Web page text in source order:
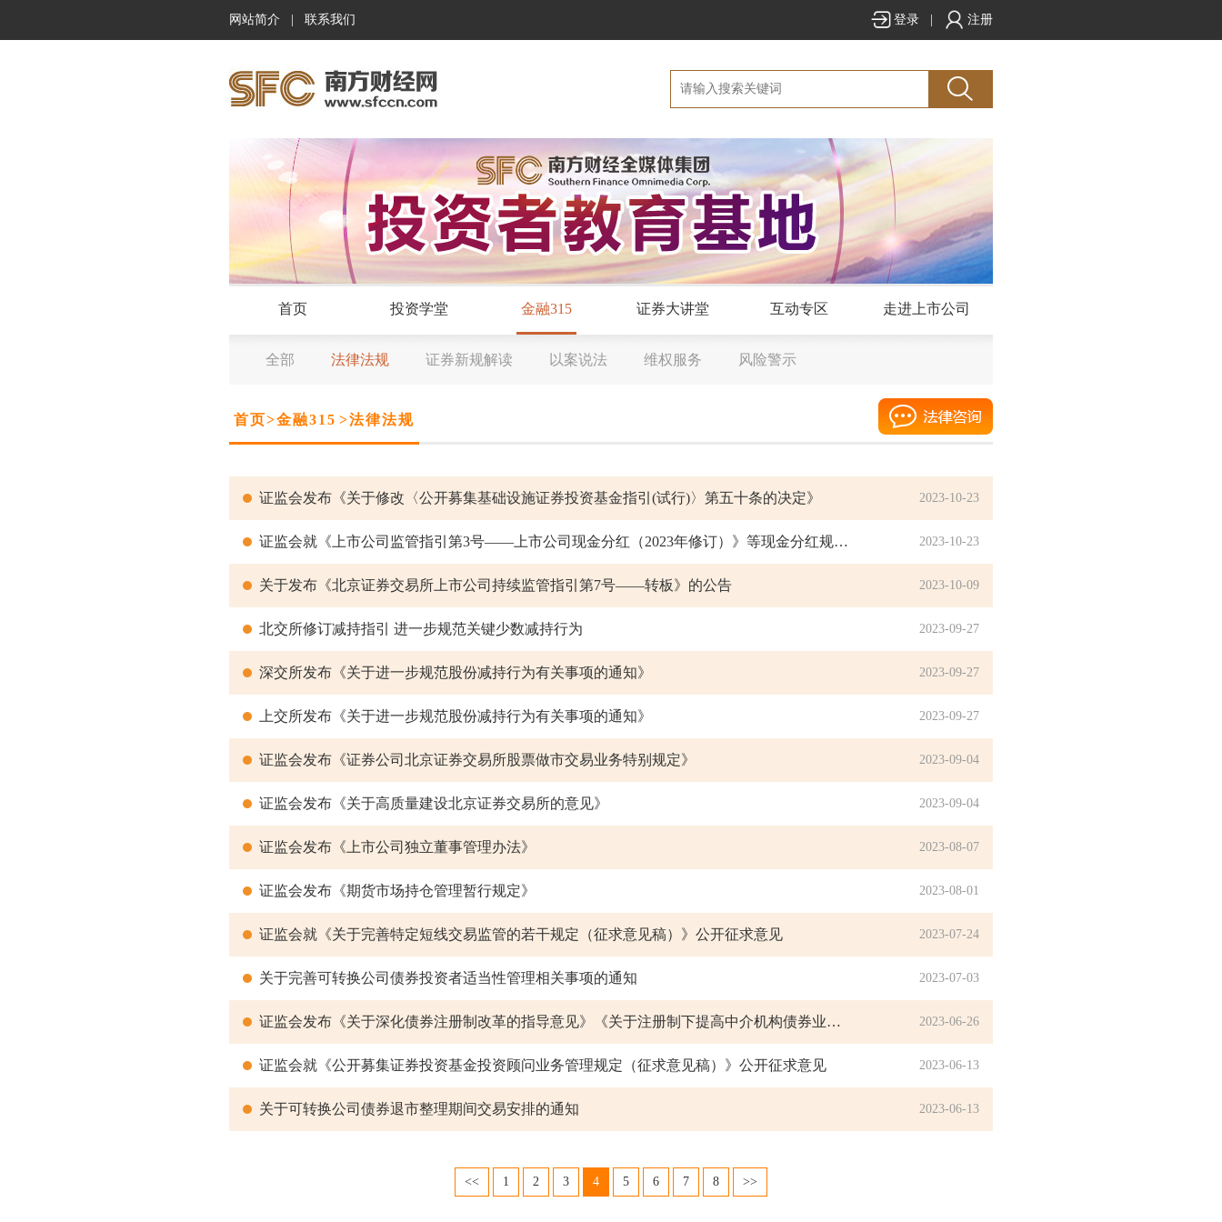
网站简介 联系我们 登录 注册
首页 投资学堂 金融315 证券大讲堂 互动专区 走进上市公司
全部 法律法规 证券新规解读 以案说法 维权服务 风险警示
首页>金融315 >法律法规
证监会发布《关于修改〈公开募集基础设施证券投资基金指引(试行)〉第五十条的决定》 2023-10-23
证监会就《上市公司监管指引第3号——上市公司现金分红（2023年修订）》等现金分红规范性文件公开征求意见 2023-10-23
关于发布《北京证券交易所上市公司持续监管指引第7号——转板》的公告 2023-10-09
北交所修订减持指引 进一步规范关键少数减持行为 2023-09-27
深交所发布《关于进一步规范股份减持行为有关事项的通知》 2023-09-27
上交所发布《关于进一步规范股份减持行为有关事项的通知》 2023-09-27
证监会发布《证券公司北京证券交易所股票做市交易业务特别规定》 2023-09-04
证监会发布《关于高质量建设北京证券交易所的意见》 2023-09-04
证监会发布《上市公司独立董事管理办法》 2023-08-07
证监会发布《期货市场持仓管理暂行规定》 2023-08-01
证监会就《关于完善特定短线交易监管的若干规定（征求意见稿）》公开征求意见 2023-07-24
关于完善可转换公司债券投资者适当性管理相关事项的通知 2023-07-03
证监会发布《关于深化债券注册制改革的指导意见》《关于注册制下提高中介机构债券业务执业质量的指导意见》 2023-06-26
证监会就《公开募集证券投资基金投资顾问业务管理规定（征求意见稿）》公开征求意见 2023-06-13
关于可转换公司债券退市整理期间交易安排的通知 2023-06-13
<< 1 2 3 4 5 6 7 8 >>